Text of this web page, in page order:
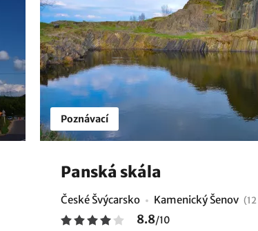
Poznávací
Panská skála
České Švýcarsko Kamenický Šenov
8.8/10